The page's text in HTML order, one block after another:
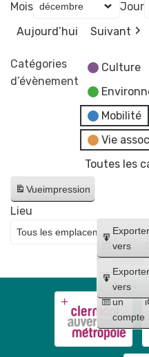
Mois Jour
Aujourd’hui
Suivant
Catégories
d’évènement
Culture
Mobilité
Vie
Toutes les
Vueimpression
Créer
un
compte
Créer
un
compte
Exporter
vers
Exporter
vers
Lieu